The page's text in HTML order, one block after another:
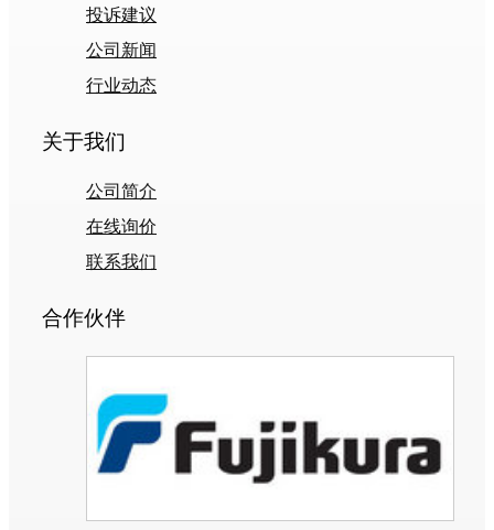
投诉建议
公司新闻
行业动态
关于我们
公司简介
在线询价
联系我们
合作伙伴